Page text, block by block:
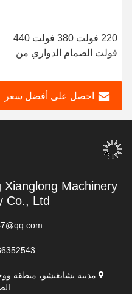
220 فولت 380 فولت 440
فولت الصمام الدواري من
الكهربائية
احصل على أفضل سعر
Xianglong Machinery
Co., Ltd
مدينة تشانغتشو، منطقة